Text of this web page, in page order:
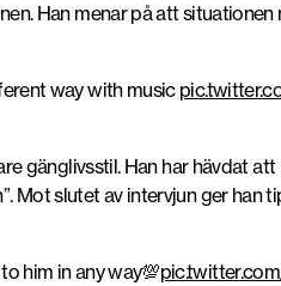
Han menar på att
way with music
gänglivsstil. Han har hävdat att
Mot slutet av intervjun ger han
him in any way💯